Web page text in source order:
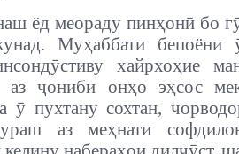
ёд меораду пинҳонӣ бо
Муҳаббати бепоёни
хайрхоҳие
аз ҷониби онҳо эҳсос
пухтану сохтан,
аз меҳнати